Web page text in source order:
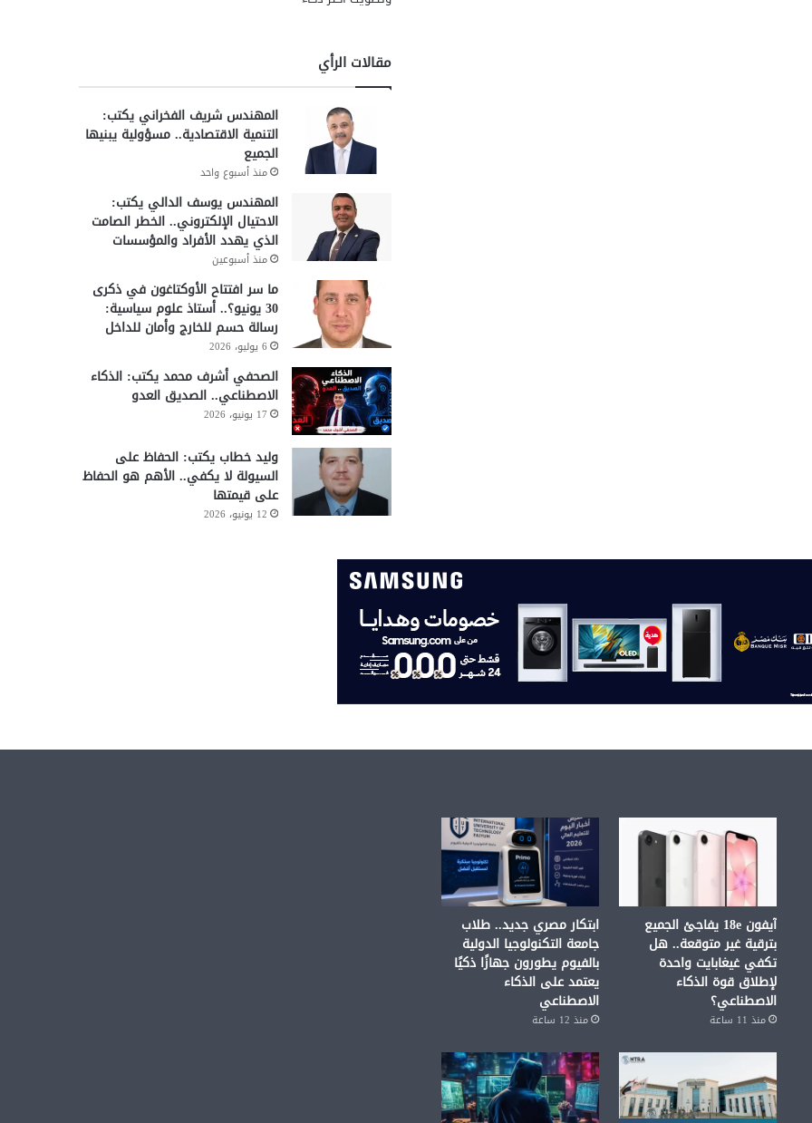
مقالات الرأي
المهندس شريف الفخراني يكتب:
التنمية الاقتصادية.. مسؤولية يبنيها
الجميع
منذ أسبوع واحد
المهندس يوسف الدالي يكتب:
الاحتيال الإلكتروني.. الخطر الصامت
الذي يهدد الأفراد والمؤسسات
منذ أسبوعين
ما سر افتتاح الأوكتاغون في ذكرى
30 يونيو؟.. أستاذ علوم سياسية:
رسالة حسم للخارج وأمان للداخل
6 يوليو، 2026
الصحفي أشرف محمد يكتب: الذكاء
الاصطناعي.. الصديق العدو
17 يونيو، 2026
وليد خطاب يكتب: الحفاظ على
السيولة لا يكفي.. الأهم هو الحفاظ
على قيمتها
12 يونيو، 2026
آيفون 18e يفاجئ الجميع
بترقية غير متوقعة.. هل
تكفي غيغابايت واحدة
لإطلاق قوة الذكاء
الاصطناعي؟
منذ 11 ساعة
ابتكار مصري جديد.. طلاب
جامعة التكنولوجيا الدولية
بالفيوم يطورون جهازًا ذكيًا
يعتمد على الذكاء
الاصطناعي
منذ 12 ساعة